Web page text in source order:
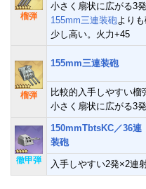
榴弾
小さく扇状に広がる3
155mm三連装砲より
少し高い。火力+45
榴弾
155mm三連装砲
比較的入手しやすい榴
小さく扇状に広がる3
徹甲弾
150mmTbtsKC／36連
装砲
入手しやすい2発×2連